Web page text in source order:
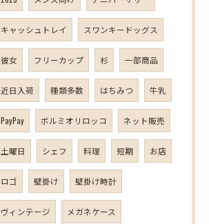
キャッシュトレイ スワンキードッグス
彼女 フリーカップ 杉 一部商品
近日入荷 種類多数 はちみつ 牛乳
PayPay ボルミオリロッコ ネット販売
土曜日 シェフ 料理 短期 お店
ロゴ 壁掛け 壁掛け時計
ヴィンテージ メガネケース